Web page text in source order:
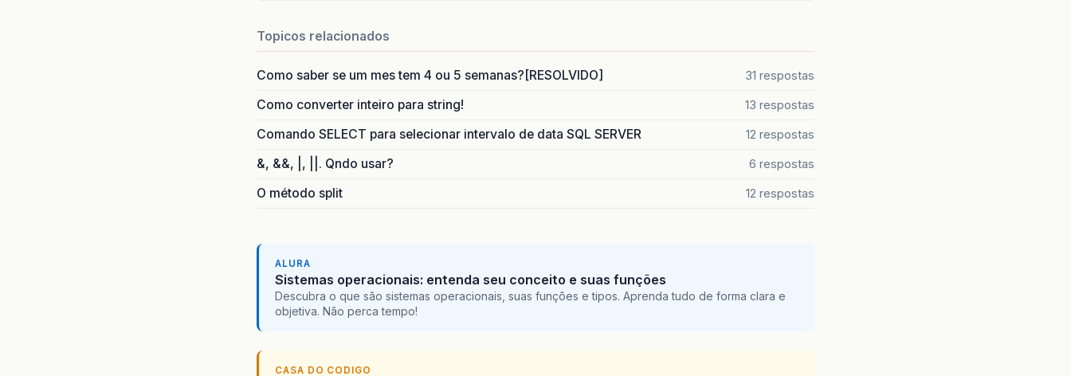
Topicos relacionados
Como saber se um mes tem 4 ou 5 semanas?[RESOLVIDO] 31 respostas
Como converter inteiro para string! 13 respostas
Comando SELECT para selecionar intervalo de data SQL SERVER 12 respostas
&, &&, |, ||. Qndo usar? 6 respostas
O método split 12 respostas
ALURA
Sistemas operacionais: entenda seu conceito e suas funções
Descubra o que são sistemas operacionais, suas funções e tipos. Aprenda tudo de forma clara e
objetiva. Não perca tempo!
CASA DO CODIGO